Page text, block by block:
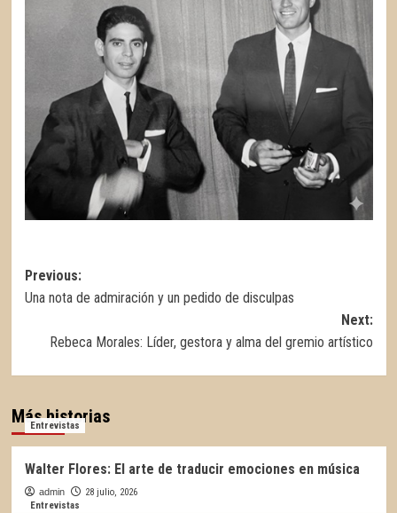
Navegación
de
entradas
Previous:
Una nota de admiración y un pedido de disculpas
Next:
Rebeca Morales: Líder, gestora y alma del gremio artístico
Más historias
Entrevistas
Walter Flores: El arte de traducir emociones en música
admin
28 julio, 2026
Entrevistas